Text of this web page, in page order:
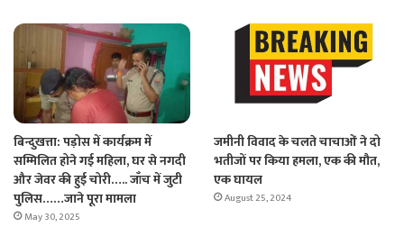
बिन्दुखत्ता: पड़ोस में कार्यक्रम में
सम्मिलित होने गई महिला, घर से नगदी
और जेवर की हुई चोरी….. जाँच में जुटी
पुलिस……जाने पूरा मामला
May 30, 2025
जमीनी विवाद के चलते चाचाओं ने दो
भतीजों पर किया हमला, एक की मौत,
एक घायल
August 25, 2024